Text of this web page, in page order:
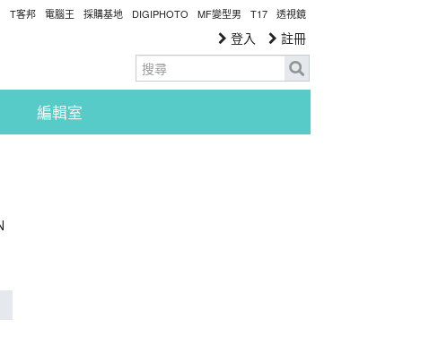
T客邦 電腦王 採購基地 DIGIPHOTO MF變型男 T17 透視鏡
登入 註冊
編輯室